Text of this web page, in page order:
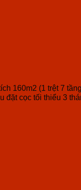
160m2 (1 trệt 7
cọc tối thiểu 3